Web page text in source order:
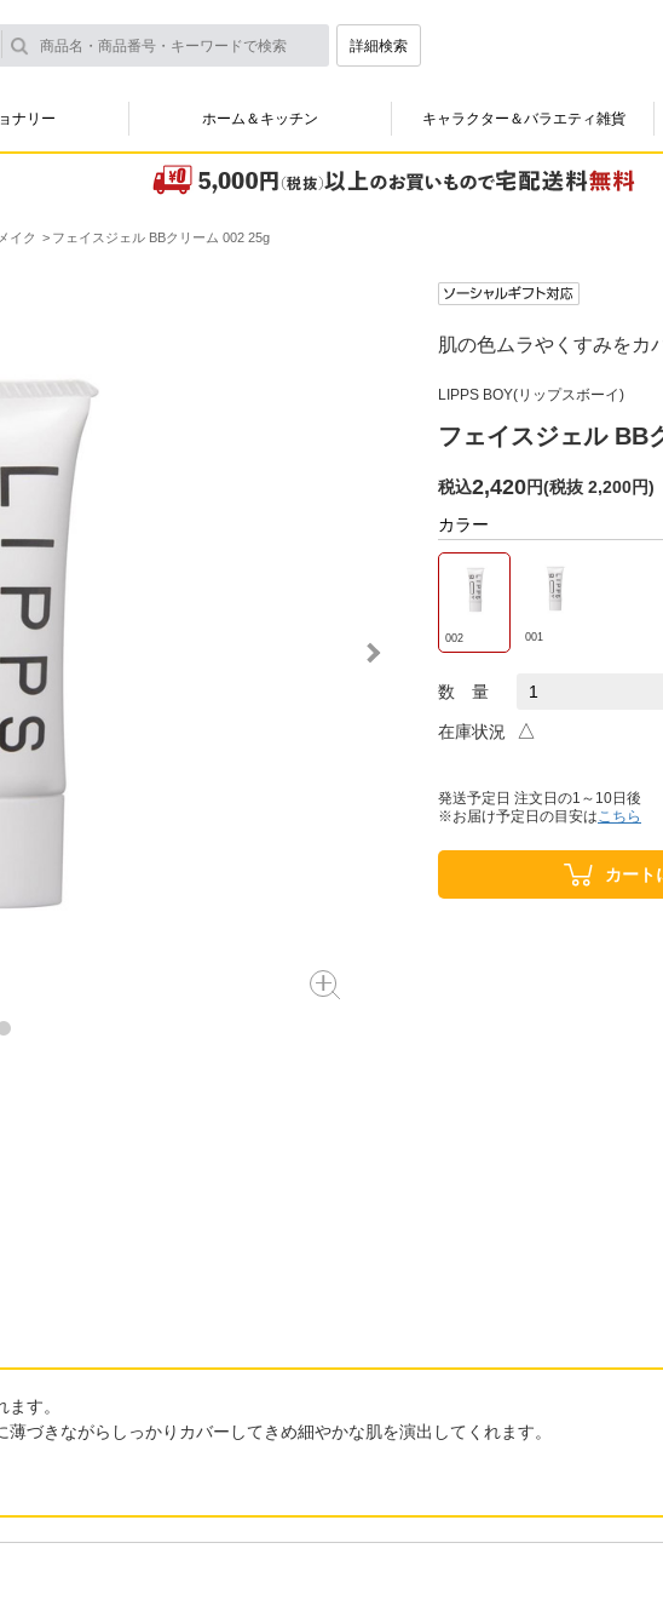
詳細検索
ナリー ホーム＆キッチン キャラクター＆バラエティ雑貨
イク フェイスジェル BBクリーム 002 25g
肌の色ムラやくすみをカ
LIPPS BOY(リップスボーイ)
フェイスジェル BB
税込2,420円(税抜 2,200円)
カラー
002 001
数 量
在庫状況 △
発送予定日 注文日の1～10日後
※お届け予定日の目安はこちら
カート
す。
づきながらしっかりカバーしてきめ細やかな肌を演出してくれます。